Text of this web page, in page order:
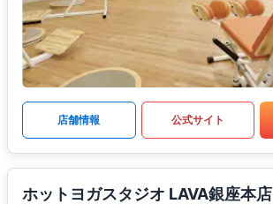
店舗情報 公式サイト
ホットヨガスタジオ LAVA銀座本店